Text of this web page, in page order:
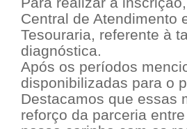
Central de Atendimento
Tesouraria, referente à
diagnóstica.
Após os períodos
disponibilizadas para o
Destacamos que essas
reforço da parceria